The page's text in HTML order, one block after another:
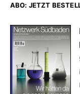
ABO: JETZT